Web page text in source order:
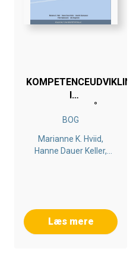
KOMPETENCEUDVIKLING
I
UDKANTSOMRÅDER
BOG
Marianne K. Hviid,
Hanne Dauer Keller,
Læs mere